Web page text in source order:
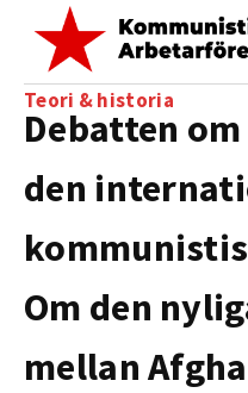
Teori & historia
Debatten
den
Om den
mellan